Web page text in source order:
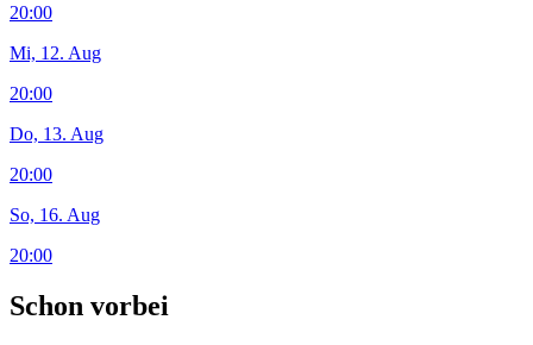
20:00
Mi, 12. Aug
20:00
Do, 13. Aug
20:00
So, 16. Aug
20:00
Schon vorbei